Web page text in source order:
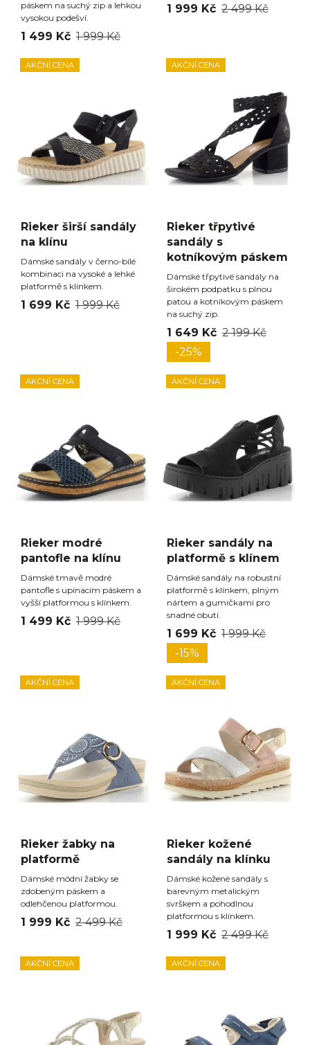
páskem na suchý zip a lehkou
vysokou podešví.
1 499 Kč 1 999 Kč
1 999 Kč 2 499 Kč
AKČNÍ CENA
Rieker širší sandály
na klínu
Dámské sandály v černo-bílé
kombinaci na vysoké a lehké
platformě s klínkem.
1 699 Kč 1 999 Kč
AKČNÍ CENA
Rieker třpytivé
sandály s
kotníkovým páskem
Dámské třpytivé sandály na
širokém podpatku s plnou
patou a kotníkovým páskem
na suchý zip.
1 649 Kč 2 199 Kč
-25%
AKČNÍ CENA
Rieker modré
pantofle na klínu
Dámské tmavě modré
pantofle s upínacím páskem a
vyšší platformou s klínkem.
1 499 Kč 1 999 Kč
AKČNÍ CENA
Rieker sandály na
platformě s klínem
Dámské sandály na robustní
platformě s klínkem, plným
nártem a gumičkami pro
snadné obutí.
1 699 Kč 1 999 Kč
-15%
AKČNÍ CENA
Rieker žabky na
platformě
Dámské módní žabky se
zdobeným páskem a
odlehčenou platformou.
1 999 Kč 2 499 Kč
AKČNÍ CENA
Rieker kožené
sandály na klínku
Dámské kožené sandály s
barevným metalickým
svrškem a pohodlnou
platformou s klínkem.
1 999 Kč 2 499 Kč
AKČNÍ CENA AKČNÍ CENA